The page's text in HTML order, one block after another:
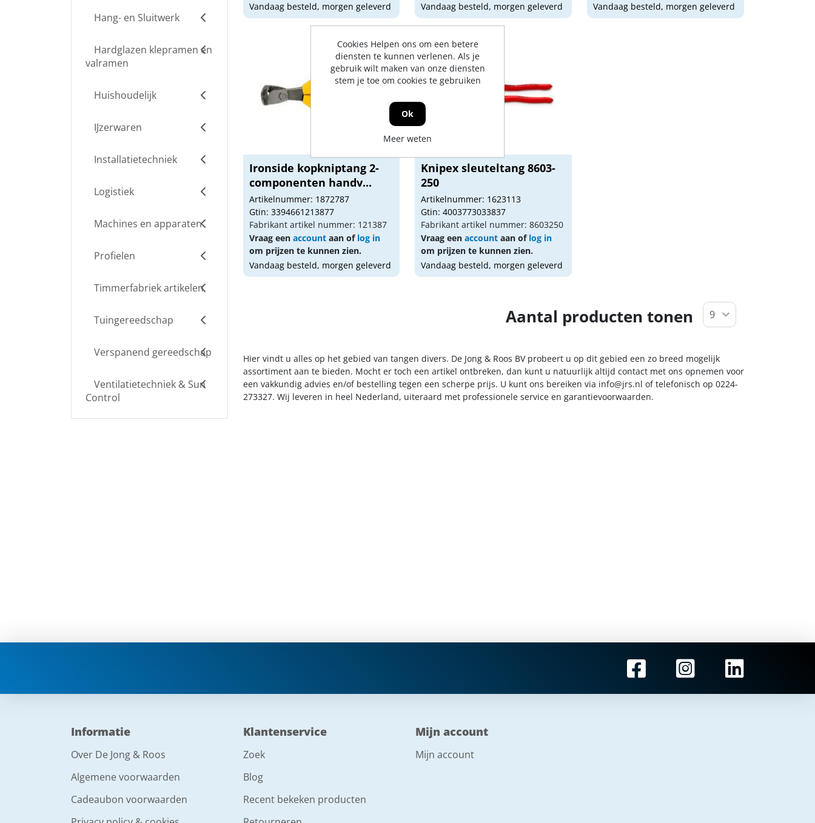
Hang- en Sluitwerk
Hardglazen klepramen en
valramen
Huishoudelijk
IJzerwaren
Installatietechniek
Logistiek
Machines en apparaten
Profielen
Timmerfabriek artikelen
Tuingereedschap
Verspanend gereedschap
Ventilatietechniek & Sun
Control
Vandaag besteld, morgen geleverd
Vandaag besteld, morgen geleverd
Vandaag besteld, morgen geleverd
Ironside kopkniptang 2-
componenten handv...
Artikelnummer: 1872787
Gtin: 3394661213877
Fabrikant artikel nummer: 121387
Vraag een accountaan of log in
om prijzen te kunnen zien.
Vandaag besteld, morgen geleverd
Knipex sleuteltang 8603-
250
Artikelnummer: 1623113
Gtin: 4003773033837
Fabrikant artikel nummer: 8603250
Vraag eenaccount aan of log in
om prijzen te kunnen zien.
Vandaag besteld, morgen geleverd
Aantal producten tonen
Hier vindt u alles op het gebied van tangen divers. De Jong & Roos BV probeert u op dit gebied een zo breed mogelijk
assortiment aan te bieden. Mocht er toch een artikel ontbreken, dan kunt u natuurlijk altijd contact met ons opnemen voor
een vakkundig advies en/of bestelling tegen een scherpe prijs. U kunt ons bereiken via info@jrs.nl of telefonisch op 0224-
273327. Wij leveren in heel Nederland, uiteraard met professionele service en garantievoorwaarden.
Informatie
Over De Jong & Roos
Algemene voorwaarden
Cadeaubon voorwaarden
Klantenservice
Zoek
Blog
Recent bekeken producten
Mijn account
Mijn account
Cookies Helpen ons om een betere
diensten te kunnen verlenen. Als je
gebruik wilt maken van onze diensten
stem je toe om cookies te gebruiken
Ok
Meer weten